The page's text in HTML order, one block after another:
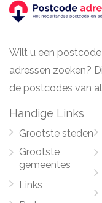
Wilt u een
adressen zoeken?
de postcodes van
Handige Links
Grootste steden
Grootste
gemeentes
Links